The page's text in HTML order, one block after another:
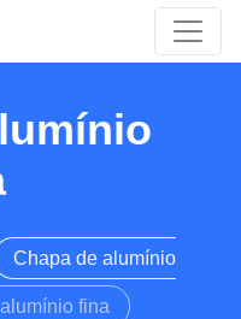
Chapa de alumínio
fina